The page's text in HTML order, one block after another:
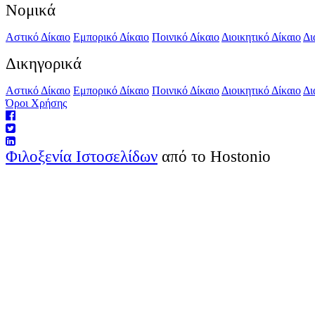
Νομικά
Αστικό Δίκαιο Εμπορικό Δίκαιο Ποινικό Δίκαιο Διοικητικό Δίκαιο
Δικηγορικά
Αστικό Δίκαιο Εμπορικό Δίκαιο Ποινικό Δίκαιο Διοικητικό Δίκαιο
Όροι Χρήσης
Φιλοξενία Ιστοσελίδων από το Hostonio